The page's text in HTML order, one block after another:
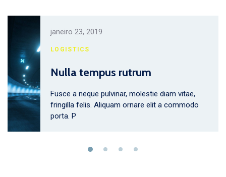
janeiro 23, 2019
LOGISTICS
Nulla tempus rutrum
Fusce a neque pulvinar, molestie diam vitae,
fringilla felis. Aliquam ornare elit a commodo
porta. P